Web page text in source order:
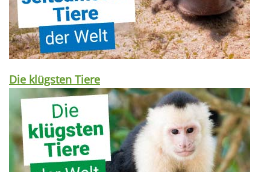
Die klügsten Tiere